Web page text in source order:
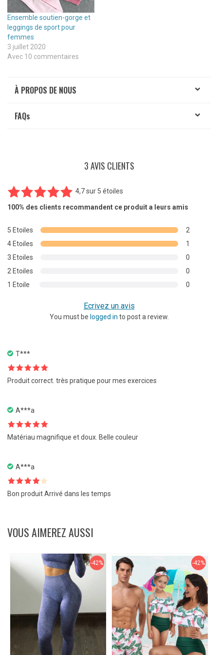
Ensemble soutien-gorge et
leggings de sport pour
femmes
3 juillet 2020
Avec 10 commentaires
À PROPOS DE NOUS
FAQs
3 AVIS CLIENTS
Noté4.67
basé sur
3
notations
client
4,7sur 5 étoiles
100% des clients recommandent ce produit a leurs amis
5 Etoiles
2
4 Etoiles
1
3 Etoiles
0
2 Etoiles
0
1 Etoile
0
Ecrivez un avis
You must be logged in to post a review.
T***
Note 5sur
5Produit correct. très pratique pour mes exercices
A***a
Note 5
5
Matériau magnifique et doux. Belle couleur
A***a
Note
sur 5
Bon produit Arrivé dans les temps
VOUS AIMEREZ AUSSI
-42% -42%